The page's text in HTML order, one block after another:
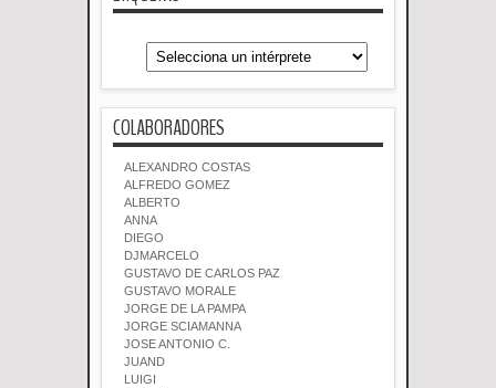
COLABORADORES
ALEXANDRO COSTAS
ALFREDO GOMEZ
ALBERTO
ANNA
DIEGO
DJMARCELO
GUSTAVO DE CARLOS PAZ
GUSTAVO MORALE
JORGE DE LA PAMPA
JORGE SCIAMANNA
JOSE ANTONIO C.
JUAND
LUIGI